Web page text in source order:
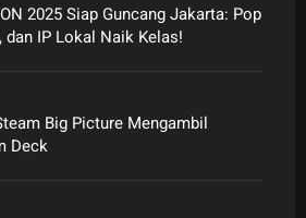
2025 Siap Guncang Jakarta: Pop
IP Lokal Naik Kelas!
Big Picture Mengambil
Deck